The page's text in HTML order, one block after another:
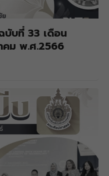
บับที่ 33 เดือน
ม พ.ศ.2566